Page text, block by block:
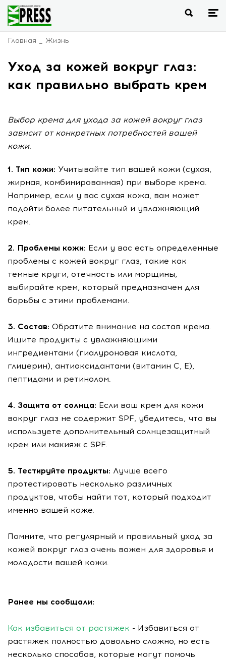
Главная Жизнь
Уход за кожей вокруг глаз:
как правильно выбрать крем
Выбор крема для ухода за кожей вокруг глаз
зависит от конкретных потребностей вашей
кожи.
1. Тип кожи: Учитывайте тип вашей кожи (сухая,
жирная, комбинированная) при выборе крема.
Например, если у вас сухая кожа, вам может
подойти более питательный и увлажняющий
крем.
2. Проблемы кожи: Если у вас есть определенные
проблемы с кожей вокруг глаз, такие как
темные круги, отечность или морщины,
выбирайте крем, который предназначен для
борьбы с этими проблемами.
3. Состав: Обратите внимание на состав крема.
Ищите продукты с увлажняющими
ингредиентами (гиалуроновая кислота,
глицерин), антиоксидантами (витамин С, Е),
пептидами и ретинолом.
4. Защита от солнца: Если ваш крем для кожи
вокруг глаз не содержит SPF, убедитесь, что вы
используете дополнительный солнцезащитный
крем или макияж с SPF.
5. Тестируйте продукты: Лучше всего
протестировать несколько различных
продуктов, чтобы найти тот, который подходит
именно вашей коже.
Помните, что регулярный и правильный уход за
кожей вокруг глаз очень важен для здоровья и
молодости вашей кожи.
Ранее мы сообщали:
Как избавиться от растяжек - Избавиться от
растяжек полностью довольно сложно, но есть
несколько способов, которые могут помочь